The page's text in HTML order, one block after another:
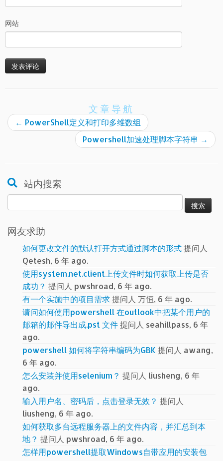
网站
文章导航
← PowerShell定义和打印多维数组
Powershell加速处理脚本字符串 →
站内搜索
索：
网友求助
如何更改文件的默认打开方式通过脚本的形式提问人
Qetesh, 6 年 ago.
使用system.net.client上传文件时如何获取上传是否
成功？ 提问人 pwshroad, 6 年 ago.
有一个实施中的项目需求提问人 万恒, 6 年 ago.
请问如何使用powershell 在outlook中把某个用户的
邮箱的邮件导出成.pst 文件提问人 seahillpass, 6 年
ago.
powershell 如何将字符串编码为GBK 提问人 awang,
6 年 ago.
怎么安装并使用selenium？ 提问人 liusheng, 6 年
ago.
输入用户名、密码后，点击登录无效？ 提问人
liusheng, 6 年 ago.
如何获取多台远程服务器上的文件内容，并汇总到本
地？ 提问人 pwshroad, 6 年 ago.
怎样用powershell提取Windows自带应用的安装包